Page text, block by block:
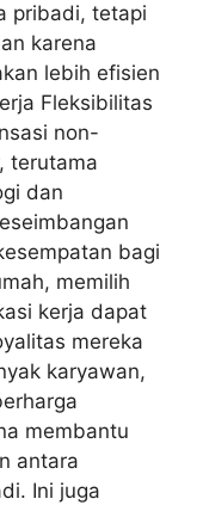
pribadi, tetapi
karena
lebih efisien
Fleksibilitas
non-
terutama
dan
bagi
memilih
kerja dapat
mereka
karyawan,
membantu
antara
Ini juga